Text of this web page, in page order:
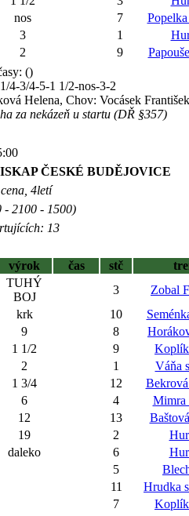
nos 7
3 1
2 9
()
4-3/4-5-1 1/2-nos-3-2
Helena, Chov: Vocásek František
za nekázeň u startu (DŘ §357)
ČESKÉ BUDĚJOVICE
4letí
- 2100 - 1500)
13
výrok čas stč
TUHÝ
BOJ
3
Zobal
krk 10
9 8
1 1/2 9
2 1
Váňa
1 3/4 12
6 4
Mimra
12 13
19 2
daleko 6
5
11
Hrudka
7